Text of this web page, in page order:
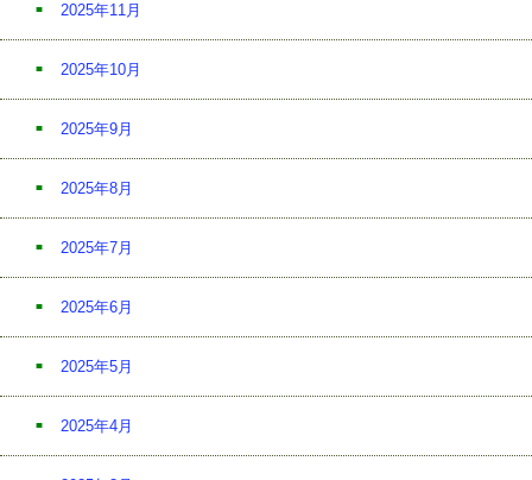
2025年11月
2025年10月
2025年9月
2025年8月
2025年7月
2025年6月
2025年5月
2025年4月